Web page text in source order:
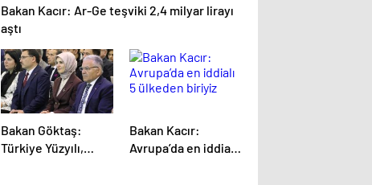
Bakan Kacır: Ar-Ge teşviki 2,4 milyar lirayı
aştı
Bakan Göktaş:
Türkiye Yüzyılı,
Bakan Kacır:
Avrupa’da en iddialı